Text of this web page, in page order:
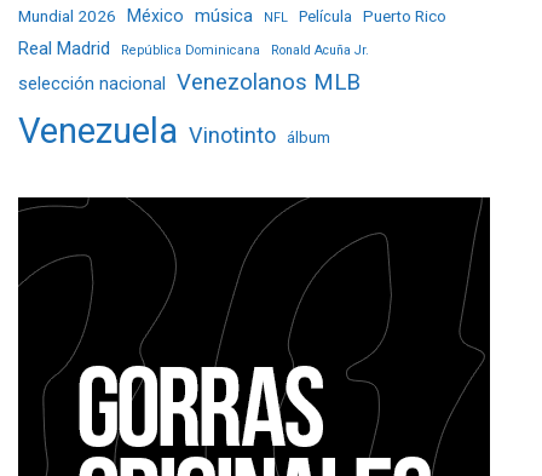
Mundial 2026 México música NFL Película Puerto Rico
Real Madrid República Dominicana Ronald Acuña Jr.
selección nacional Venezolanos MLB
Venezuela Vinotinto álbum